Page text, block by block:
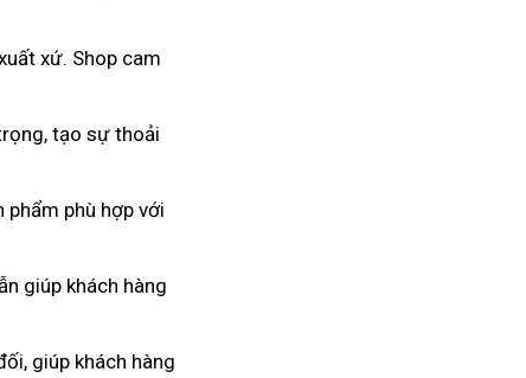
xứ. Shop cam
tạo sự thoải
phẩm phù hợp với
giúp khách hàng
giúp khách hàng